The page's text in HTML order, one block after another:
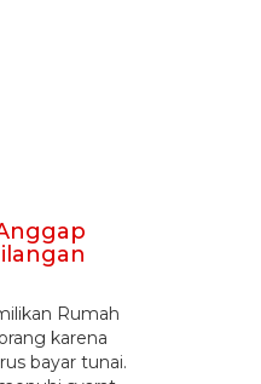
Rumah
karena
bayar tunai.